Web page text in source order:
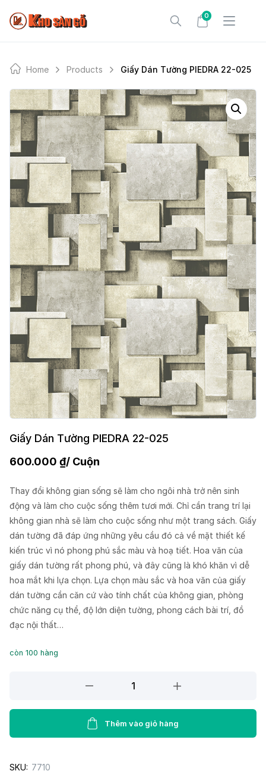
0
Home Products Giấy Dán Tường PIEDRA 22-025
Giấy Dán Tường PIEDRA 22-025
600.000 ₫/ Cuộn
Thay đổi không gian sống sẽ làm cho ngôi nhà trở nên sinh
động và làm cho cuộc sống thêm tươi mới. Chỉ cần trang trí lại
không gian nhà sẽ làm cho cuộc sống như một trang sách. Giấy
dán tường đã đáp ứng những yêu cầu đó cả về mặt thiết kế
kiến trúc vì nó phong phú sắc màu và hoạ tiết. Hoa văn của
giấy dán tường rất phong phú, và đây cũng là khó khăn vì dễ
hoa mắt khi lựa chọn. Lựa chọn màu sắc và hoa văn của giấy
dán tường cần căn cứ vào tính chất của không gian, phòng
chức năng cụ thể, độ lớn diện tường, phong cách bài trí, đồ
đạc nội thất…
còn 100 hàng
Tường
22-
quantity
Thêm vào giỏ hàng
SKU: 7710